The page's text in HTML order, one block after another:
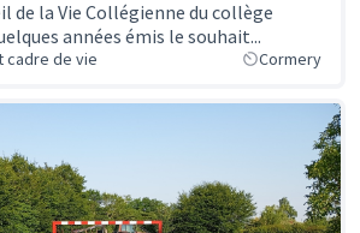
de la Vie Collégienne du collège
années émis le souhait...
cadre de vie Cormery